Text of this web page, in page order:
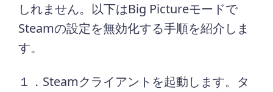
しれません。以下はBig Pictureモードで
Steamの設定を無効化する手順を紹介しま
す。
１．Steamクライアントを起動します。タ